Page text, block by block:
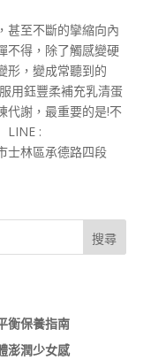
甚至不斷的攣縮向內
不得，除了觸感變硬
形，變成常聽到的
用鈺豐柔補充乳清蛋
代謝，最重要的是!不
LINE :
士林區承德路四段
搜尋
衡保養指南
澎潤少女感